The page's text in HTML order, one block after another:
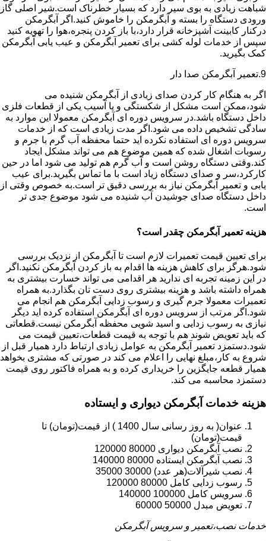
شباهت زیادی به بوی سیر دارد که بسیار خطرناک است.شیر اصلی گاز
ورودی دستگاه را بسته و آبگرمکن را خاموش کنید.اگر آبگرمکن
درکنار کابینت آشپزخانه قرار دارد،با باز کردن پنجره،هوا را تهویه کنید
سپس از خدمات لوله کشی برای تعمیر آبگرمکن و عیب یابی آبگرمکن
کمک بگیرید.
9.تعمیر آبگرمکن صدا دار
اگر به هنگام کار کردن صدای زیادی از آبگرمکن شنیده می
شود،ممکن است مشکل از شکستگی و یا آسیب یکی از قطعات فلزی
داخل دستگاه باشد.در سرویس دوره ای آبگرمکن معمولا این موارد به
سادگی تشخیص داده می شود.اگر مدت زیادی است که از خدمات
سرویس دوره ای استفاده نکرده اید حتما محفظه آب گرم با جرم و
رسوبات اشغال شده که همین موضوع هم می تواند مشکل ایجاد
کند.وقتی دستگاه روشن است و آب گرم هم تولید می شود اما در حین
کارکرد،سر و صدای دستگاه زیاد است با ما تماس بگیرید.برای عیب
یابی و تعمیر آبگرمکن نیاز به بررسی دقیق تر است.به خصوص وقتی از
داخل دستگاه صدای جوشیدن آب شنیده می شود موضوع جدی تر
است.
هزینه تعمیر آبگرمکن چقدر است؟
برای تعیین قیمت تعمیرات لازم است تا آبگرمکن از نزدیک بررسی
شود.هرگز برای کاهش هزینه ها اقدام به باز کردن آبگرمکن نکنید.اگر
در این زمینه تجربه ای ندارید هر اقدامی می تواند خسارت بیشتری به
همراه داشته باشد و هزینه بیشتری روی دست تان بگذارد.به همراه
تعمیرات معمولا جرم گیری و رسوب زدایی آبگرمکن هم انجام می
شود.اگر مرتب از سرویس دوره ای آبگرمکن استفاده کرده اید دیگر
نیازی به رسوب زدایی و اسید شویی محفظه آبگرمکن نیست.قطعاتی
که باید تعویض شوند هم با توجه به قیمت قطعات،تعیین قیمت می
شود.دستمزد تعمیر آبگرمکن به عوامل زیادی ارتباط دارد همیار قبل از
شروع به کار،مبلغ نهایی را اعلام می کند در صورتی که مشتری بخواهد
همیار قطعه جایگزین را خریداری کرده و به همراه فاکتور روی قیمت
دستمزد محاسبه می کند.
هزینه خدمات آبگرمکن دیواری و ایستاده
عنوان( به روز رسانی سال 1400 ) از قیمت(تومان) تا
قیمت(تومان)
نصب آبگرمکن دیواری 80000 120000
نصب آبگرمکن ایستاده 80000 140000
نصب شیرآلات(هر عدد) 30000 35000
رسوب زدایی کامل 80000 120000
سرویس کامل 100000 140000
تعویض مبدل 50000 60000
خدمات نصب،تعمیر و سرویس آبگرمکن